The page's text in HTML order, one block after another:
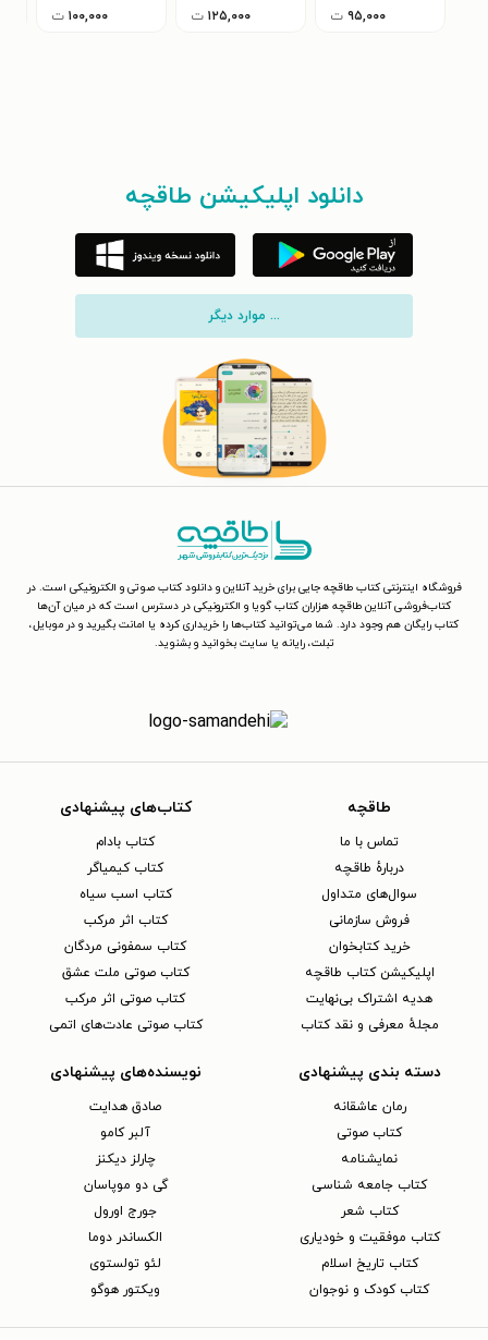
۹۵,۰۰۰ ت ۱۲۵,۰۰۰ ت ۱۰۰,۰۰۰ ت
دانلود اپلیکیشن طاقچه
... موارد دیگر
فروشگاه اینترنتی کتاب طاقچه جایی برای خرید آنلاین و دانلود کتاب صوتی و الکترونیکی است. در
کتاب‌فروشی آنلاین طاقچه هزاران کتاب گویا و الکترونیکی در دسترس است که در میان آن‌ها
کتاب رایگان هم وجود دارد. شما می‌توانید کتاب‌ها را خریداری کرده یا امانت بگیرید و در موبایل،
تبلت، رایانه یا سایت بخوانید و بشنوید.
طاقچه
تماس با ما
دربارهٔ طاقچه
سوال‌های متداول
فروش سازمانی
خرید کتابخوان
اپلیکیشن کتاب طاقچه
هدیه اشتراک بی‌نهایت
مجلهٔ معرفی و نقد کتاب
کتاب‌های پیشنهادی
کتاب بادام
کتاب کیمیاگر
کتاب اسب سیاه
کتاب اثر مرکب
کتاب سمفونی مردگان
کتاب صوتی ملت عشق
کتاب صوتی اثر مرکب
کتاب صوتی عادت‌های اتمی
دسته بندی پیشنهادی
رمان عاشقانه
کتاب‌ صوتی
نمایشنامه
کتاب جامعه شناسی
کتاب شعر
کتاب موفقیت و خودیاری
کتاب تاریخ اسلام
کتاب کودک و نوجوان
نویسنده‌های پیشنهادی
صادق هدایت
آلبر کامو
چارلز دیکنز
گی دو موپاسان
جورج اورول
الکساندر دوما
لئو تولستوی
ویکتور هوگو